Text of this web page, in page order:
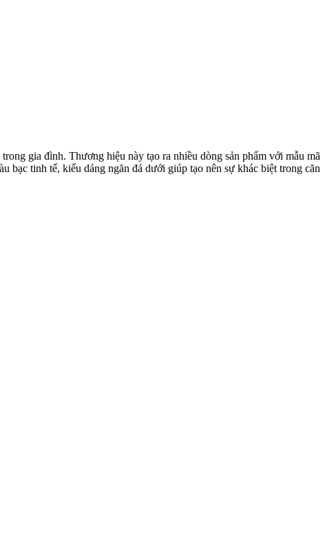
trong gia đình. Thương hiệu này tạo ra nhiều dòng sản phẩm với mẫu mã
bạc tinh tế, kiểu dáng ngăn đá dưới giúp tạo nên sự khác biệt trong căn